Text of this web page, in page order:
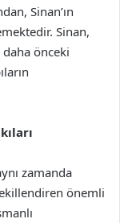
Sinan’ın
Sinan,
daha önceki
zamanda
önemli